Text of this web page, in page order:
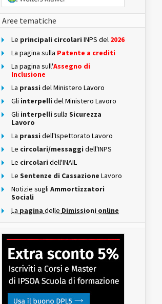
Aree tematiche
Le principali circolari INPS del 2026
La pagina sulla Patente a crediti
La pagina sull'Assegno di
Inclusione
La prassi del Ministero Lavoro
Gli interpelli del Ministero Lavoro
Gli interpelli sulla Sicurezza
Lavoro
La prassi dell'Ispettorato Lavoro
Le circolari/messaggi dell'INPS
Le circolari dell'INAIL
Le Sentenze di Cassazione Lavoro
Notizie sugli Ammortizzatori
Sociali
La pagina delle Dimissioni online